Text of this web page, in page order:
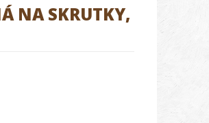
NA SKRUTKY,